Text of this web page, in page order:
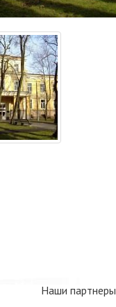
Наши партнеры